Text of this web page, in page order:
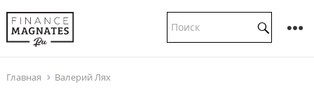
Главная Валерий Лях